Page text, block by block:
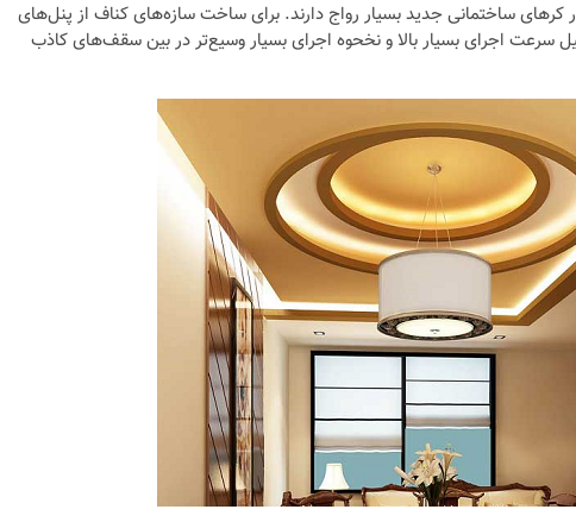
ساختمانی جدید بسیار رواج دارند. برای ساخت سازه‌های کناف از پنل‌های
اجرای بسیار بالا و نخحوه اجرای بسیار وسیع‌تر در بین سقف‌های کاذب